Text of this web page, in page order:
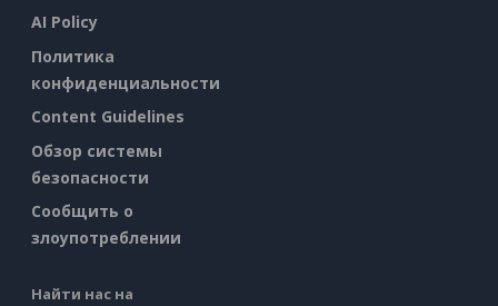
AI Policy
Политика
конфиденциальности
Content Guidelines
Обзор системы
безопасности
Сообщить о
злоупотреблении
Найти нас на